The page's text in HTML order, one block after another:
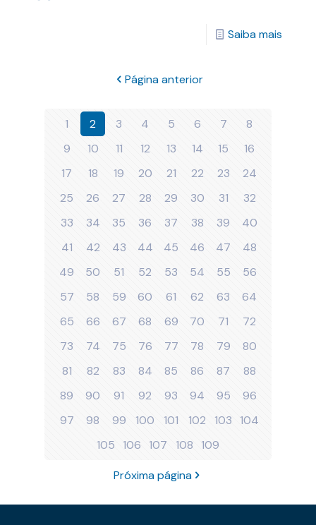
Saiba mais
Página anterior
1 2 3 4 5 6 7
8
9
10 11 12 13 14 15
16
17
18 19 20 21 22 23
24
25
26 27 28 29 30 31
32
33
34 35 36 37 38 39
40
41
42 43 44 45 46 47
48
49
50 51 52 53 54 55
56
57
58 59 60 61 62 63
64
65
66 67 68 69 70 71
72
73
74 75 76 77 78 79
80
81
82 83 84 85 86 87
88
89
90 91 92 93 94 95
96
97
98 99 100 101 102 103 104
105
106 107 108 109
Próxima página